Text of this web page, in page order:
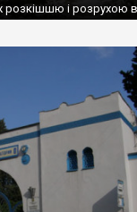
розкішшю і розрухою в